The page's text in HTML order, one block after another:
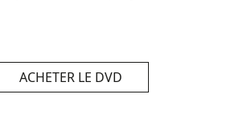
ACHETER LE DVD